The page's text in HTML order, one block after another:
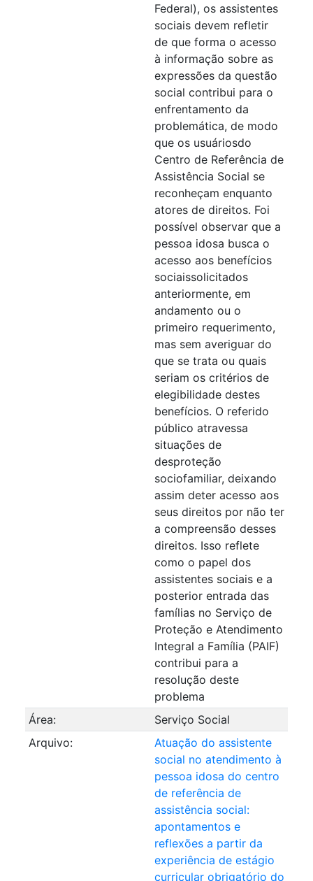
Federal), os assistentes
sociais devem refletir
de que forma o acesso
à informação sobre as
expressões da questão
social contribui para o
enfrentamento da
problemática, de modo
que os usuáriosdo
Centro de Referência de
Assistência Social se
reconheçam enquanto
atores de direitos. Foi
possível observar que a
pessoa idosa busca o
acesso aos benefícios
sociaissolicitados
anteriormente, em
andamento ou o
primeiro requerimento,
mas sem averiguar do
que se trata ou quais
seriam os critérios de
elegibilidade destes
benefícios. O referido
público atravessa
situações de
desproteção
sociofamiliar, deixando
assim deter acesso aos
seus direitos por não ter
a compreensão desses
direitos. Isso reflete
como o papel dos
assistentes sociais e a
posterior entrada das
famílias no Serviço de
Proteção e Atendimento
Integral a Família (PAIF)
contribui para a
resolução deste
problema
Área:
Serviço Social
Arquivo:
Atuação do assistente
social no atendimento à
pessoa idosa do centro
de referência de
assistência social:
apontamentos e
reflexões a partir da
experiência de estágio
curricular obrigatório do